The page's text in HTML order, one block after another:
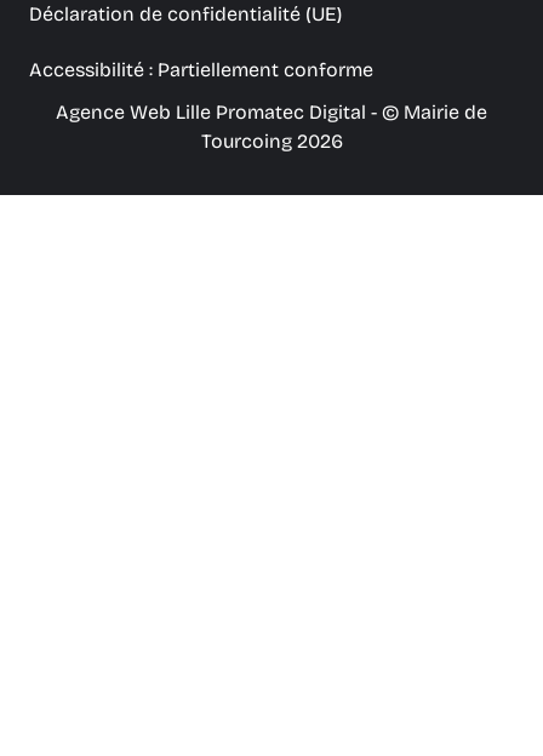
Déclaration de confidentialité (UE)
Accessibilité : Partiellement conforme
Agence Web Lille Promatec Digital - © Mairie de
Tourcoing 2026